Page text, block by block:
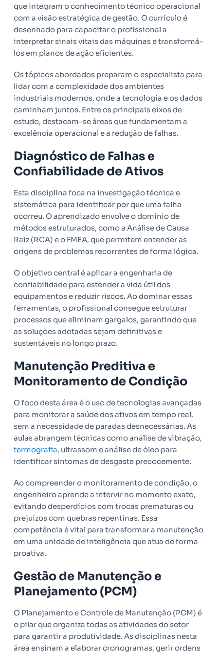
que integram o conhecimento técnico operacional
com a visão estratégica de gestão. O currículo é
desenhado para capacitar o profissional a
interpretar sinais vitais das máquinas e transformá-
los em planos de ação eficientes.
Os tópicos abordados preparam o especialista para
lidar com a complexidade dos ambientes
industriais modernos, onde a tecnologia e os dados
caminham juntos. Entre os principais eixos de
estudo, destacam-se áreas que fundamentam a
excelência operacional e a redução de falhas.
Diagnóstico de Falhas e
Confiabilidade de Ativos
Esta disciplina foca na investigação técnica e
sistemática para identificar por que uma falha
ocorreu. O aprendizado envolve o domínio de
métodos estruturados, como a Análise de Causa
Raiz (RCA) e o FMEA, que permitem entender as
origens de problemas recorrentes de forma lógica.
O objetivo central é aplicar a engenharia de
confiabilidade para estender a vida útil dos
equipamentos e reduzir riscos. Ao dominar essas
ferramentas, o profissional consegue estruturar
processos que eliminam gargalos, garantindo que
as soluções adotadas sejam definitivas e
sustentáveis no longo prazo.
Manutenção Preditiva e
Monitoramento de Condição
O foco desta área é o uso de tecnologias avançadas
para monitorar a saúde dos ativos em tempo real,
sem a necessidade de paradas desnecessárias. As
aulas abrangem técnicas como análise de vibração,
termografia, ultrassom e análise de óleo para
identificar sintomas de desgaste precocemente.
Ao compreender o monitoramento de condição, o
engenheiro aprende a intervir no momento exato,
evitando desperdícios com trocas prematuras ou
prejuízos com quebras repentinas. Essa
competência é vital para transformar a manutenção
em uma unidade de inteligência que atua de forma
proativa.
Gestão de Manutenção e
Planejamento (PCM)
O Planejamento e Controle de Manutenção (PCM) é
o pilar que organiza todas as atividades do setor
para garantir a produtividade. As disciplinas nesta
área ensinam a elaborar cronogramas, gerir ordens